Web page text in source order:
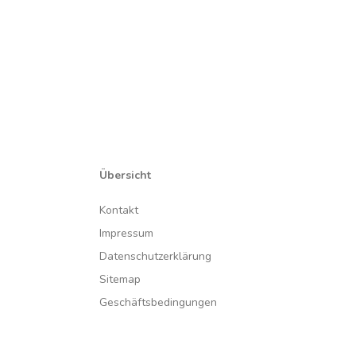
Übersicht
Kontakt
Impressum
Datenschutzerklärung
Sitemap
Geschäftsbedingungen